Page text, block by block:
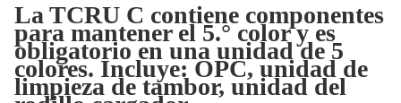
La TCRU C contiene componentes
para mantener el 5.° color y es
obligatorio en una unidad de 5
colores. Incluye: OPC, unidad de
limpieza de tambor, unidad del